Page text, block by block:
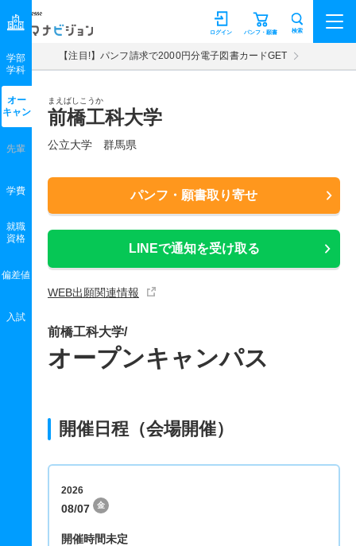
マナビジョン パンフ・願書
ログイン 検索
【注目!】パンフ請求で2000円分電子図書カードGET
まえばしこうか
前橋工科大学
公立大学 群馬県
パンフ・願書取り寄せ
LINEで通知を受け取る
WEB出願関連情報
学部
学科
オー
キャン
先輩
学費
就職
資格
偏差値
入試
前橋工科大学/
オープンキャンパス
開催日程（会場開催）
2026
08/07 金
開催時間未定